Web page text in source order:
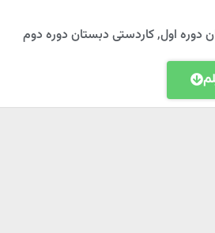
دوره اول,کاردستی دبستان دوره دوم